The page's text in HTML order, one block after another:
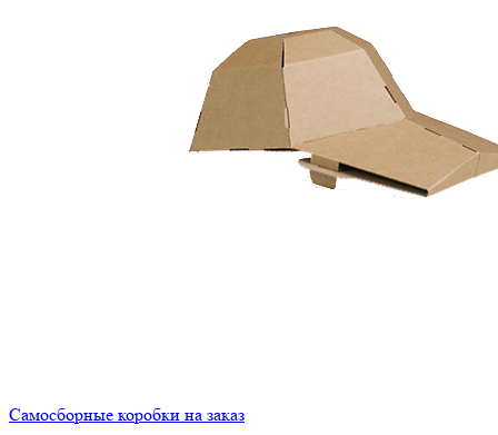
Самосборные коробки на заказ